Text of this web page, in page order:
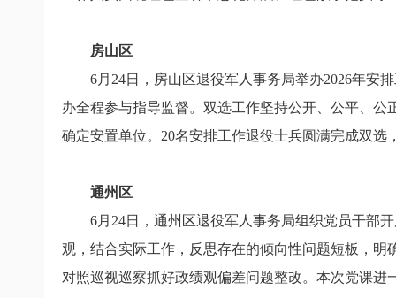
房山区
6月24日，房山区退役军人事务局举办2026年安
办全程参与指导监督。双选工作坚持公开、公平、
确定安置单位。20名安排工作退役士兵圆满完成双选
通州区
6月24日，通州区退役军人事务局组织党员干部
观，结合实际工作，反思存在的倾向性问题短板，
对照巡视巡察抓好政绩观偏差问题整改。本次党课